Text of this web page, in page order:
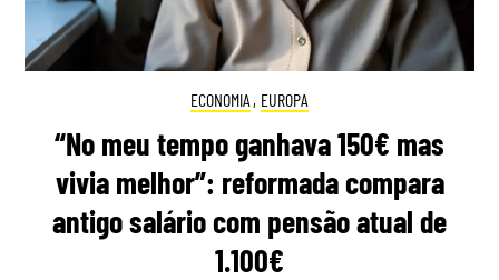
ECONOMIA , EUROPA
“No meu tempo ganhava 150€ mas
vivia melhor”: reformada compara
antigo salário com pensão atual de
1.100€